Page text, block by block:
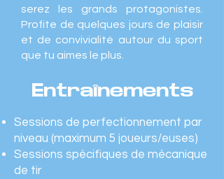
serez les grands protagonistes.
Profite de quelques jours de plaisir
et de convivialité autour du sport
que tu aimes le plus.
Entraînements
Sessions de perfectionnement par
niveau (maximum 5 joueurs/euses)
Sessions spécifiques de mécanique
de tir